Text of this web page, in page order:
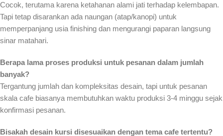
Cocok, terutama karena ketahanan alami jati terhadap kelembapan.
Tapi tetap disarankan ada naungan (atap/kanopi) untuk
memperpanjang usia finishing dan mengurangi paparan langsung
sinar matahari.
Berapa lama proses produksi untuk pesanan dalam jumlah
banyak?
Tergantung jumlah dan kompleksitas desain, tapi untuk pesanan
skala cafe biasanya membutuhkan waktu produksi 3-4 minggu sejak
konfirmasi pesanan.
Bisakah desain kursi disesuaikan dengan tema cafe tertentu?